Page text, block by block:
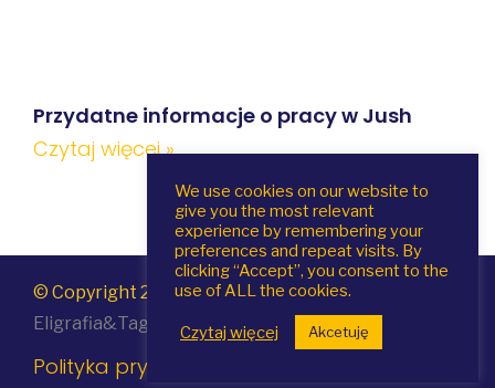
Przydatne informacje o pracy w Jush
Czytaj więcej »
© Copyright 2020 Quick Apps |Realizacja
Eligrafia&Tagnet
Polityka prywatności
We use cookies on our website to
give you the most relevant
experience by remembering your
preferences and repeat visits. By
clicking “Accept”, you consent to the
use of ALL the cookies.
Czytaj więcej Akcetuję